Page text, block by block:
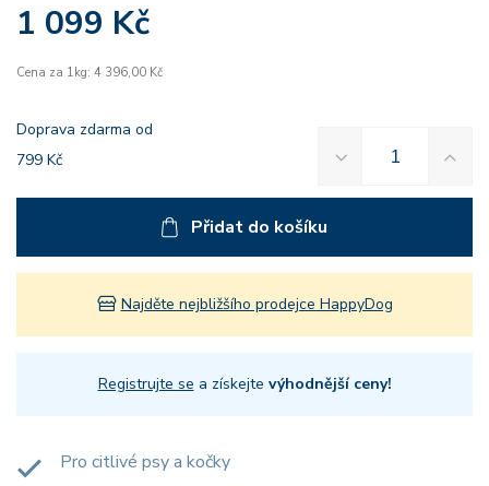
1 099 Kč
Cena za 1kg: 4 396,00 Kč
Doprava zdarma od
799 Kč
Přidat do košíku
Najděte nejbližšího prodejce HappyDog
Registrujte se a získejte výhodnější ceny!
Pro citlivé psy a kočky